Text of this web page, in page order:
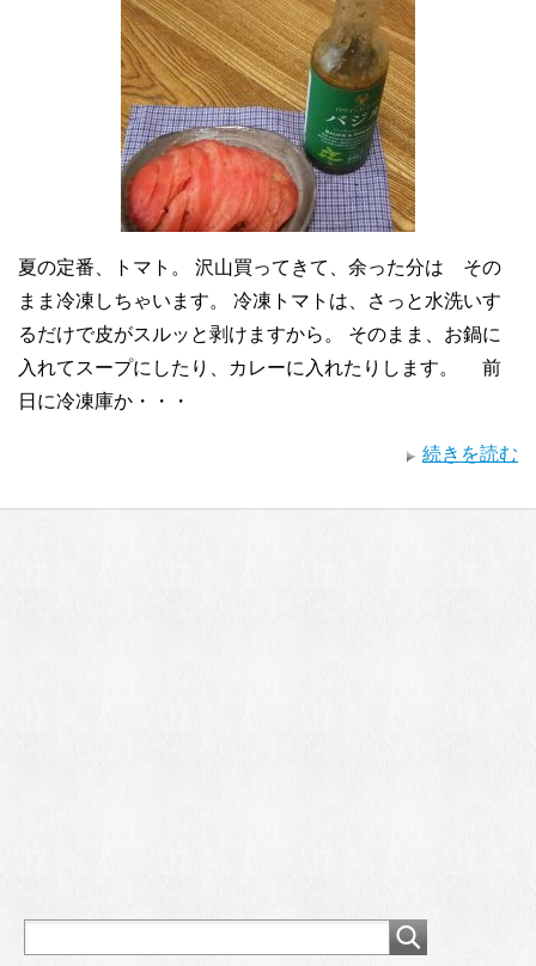
夏の定番、トマト。 沢山買ってきて、余った分は その
まま冷凍しちゃいます。 冷凍トマトは、さっと水洗いす
るだけで皮がスルッと剥けますから。 そのまま、お鍋に
入れてスープにしたり、カレーに入れたりします。 前
日に冷凍庫か・・・
続きを読む